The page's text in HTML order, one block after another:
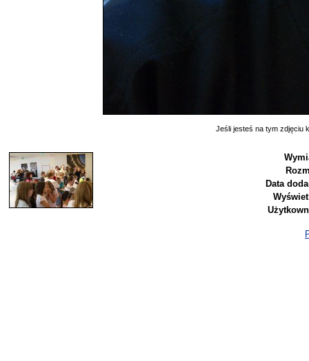
Jeśli jesteś na tym zdjęciu
Data